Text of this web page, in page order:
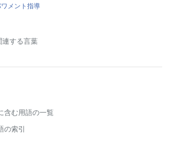
ワメント指導
連する言葉
含む用語の一覧
の索引